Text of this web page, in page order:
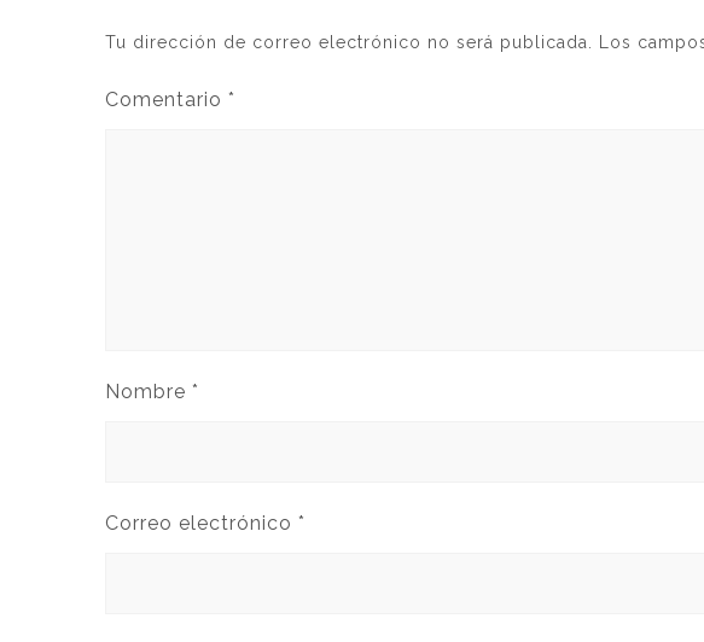
Tu dirección de correo electrónico no será publicada. Los
Comentario *
Nombre *
Correo electrónico *